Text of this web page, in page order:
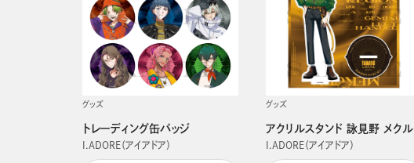
グッズ
トレーディング缶バッジ
I.ADORE（アイアドア）
グッズ
アクリルスタンド 詠見野 メクル
I.ADORE（アイアドア）